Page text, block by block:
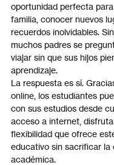
oportunidad perfecta
familia, conocer nuevos
recuerdos inolvidables.
muchos padres se
viajar sin que sus hijos
aprendizaje.
La respuesta es sí.
online, los estudiantes
con sus estudios desde
acceso a internet,
flexibilidad que ofrece
educativo sin sacrificar la
académica.